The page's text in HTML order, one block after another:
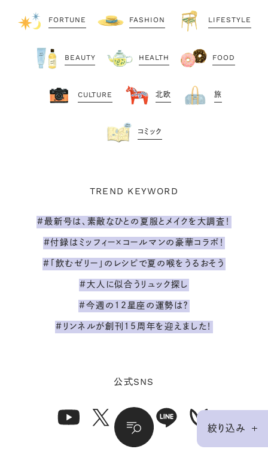
FORTUNE FASHION LIFESTYLE
BEAUTY HEALTH FOOD
CULTURE 北欧 旅
コミック
TREND KEYWORD
#最新号は、素敵なひとの夏服とメイクを大調査！
#付録はミッフィー×コールマンの豪華コラボ！
#「飲むゼリー」のレシピで夏の喉をうるおそう
#大人に似合うリュック探し
#今週の12星座の運勢は？
#リンネルが創刊15周年を迎えました！
公式SNS
絞り込み